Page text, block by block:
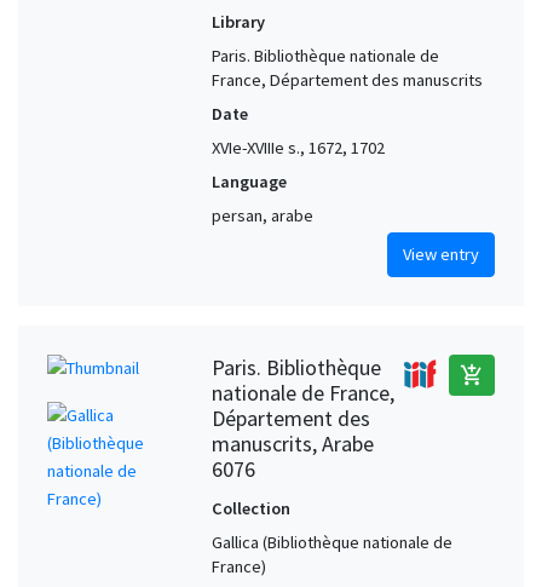
Library
Paris. Bibliothèque nationale de
France, Département des manuscrits
Date
XVIe-XVIIIe s., 1672, 1702
Language
persan, arabe
View entry
Paris. Bibliothèque
nationale de France,
Département des
manuscrits, Arabe
6076
add_shopping_cart
Collection
Gallica (Bibliothèque nationale de
France)